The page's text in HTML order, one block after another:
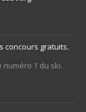
concours gratuits.
numéro 1 du ski.